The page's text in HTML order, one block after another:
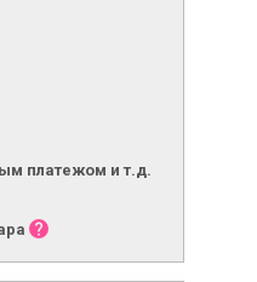
платежом и т.д.